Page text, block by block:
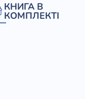
КНИГА В
КОМПЛЕКТІ